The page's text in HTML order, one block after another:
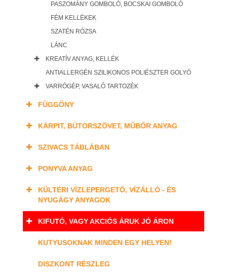
PASZOMÁNY GOMBOLÓ, BOCSKAI GOMBOLÓ
FÉM KELLÉKEK
SZATÉN RÓZSA
LÁNC
KREATÍV ANYAG, KELLÉK
ANTIALLERGÉN SZILIKONOS POLIÉSZTER GOLYÓ
VARRÓGÉP, VASALÓ TARTOZÉK
FÜGGÖNY
KÁRPIT, BÚTORSZÖVET, MŰBŐR ANYAG
SZIVACS TÁBLÁBAN
PONYVA ANYAG
KÜLTÉRI VÍZLEPERGETŐ, VÍZÁLLÓ - ÉS
NYUGÁGY ANYAGOK
KIFUTÓ, VAGY AKCIÓS ÁRUK JÓ ÁRON
KUTYUSOKNAK MINDEN EGY HELYEN!
DISZKONT RÉSZLEG